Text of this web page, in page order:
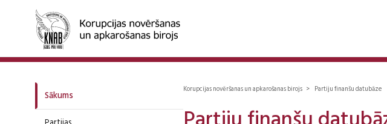
Sākums
Korupcijas novēršanas un apkarošanas birojs > Partiju finanšu datubāze